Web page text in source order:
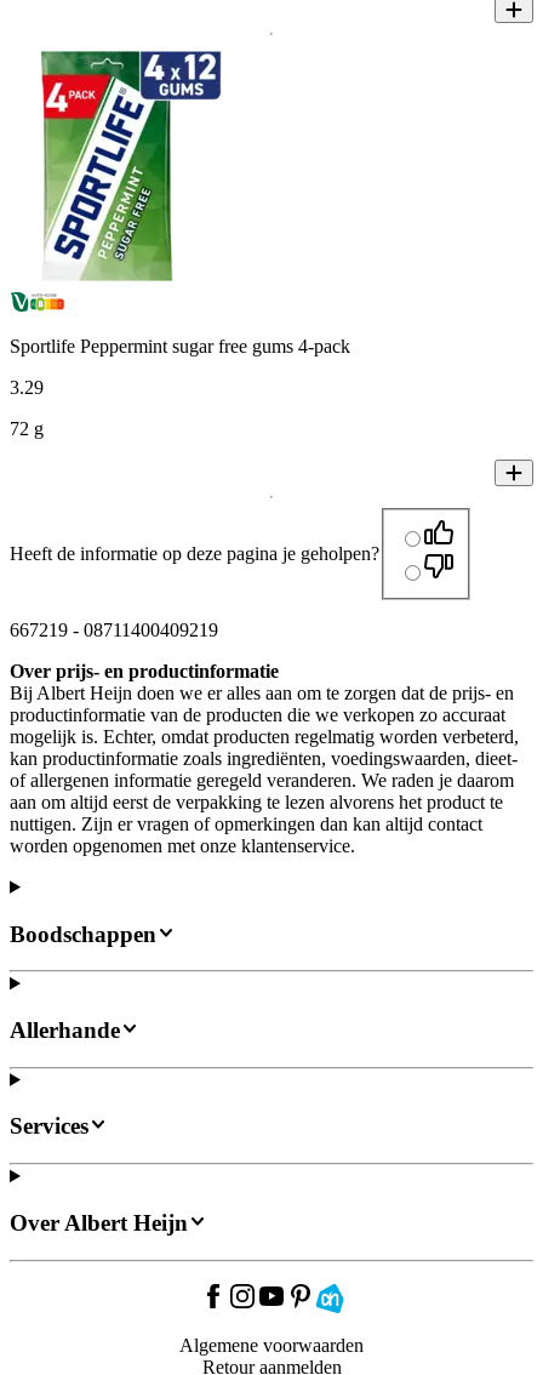
Sportlife Peppermint sugar free gums 4-pack
3.29
72 g
Heeft de informatie op deze pagina je geholpen?
667219 - 08711400409219
Over prijs- en productinformatie
Bij Albert Heijn doen we er alles aan om te zorgen dat de prijs- en
productinformatie van de producten die we verkopen zo accuraat
mogelijk is. Echter, omdat producten regelmatig worden verbeterd,
kan productinformatie zoals ingrediënten, voedingswaarden, dieet-
of allergenen informatie geregeld veranderen. We raden je daarom
aan om altijd eerst de verpakking te lezen alvorens het product te
nuttigen. Zijn er vragen of opmerkingen dan kan altijd contact
worden opgenomen met onze klantenservice.
Boodschappen
Allerhande
Services
Over Albert Heijn
Algemene voorwaarden
Retour aanmelden